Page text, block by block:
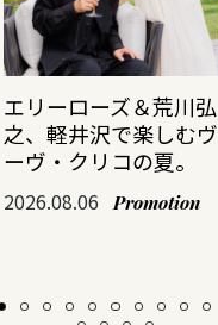
エリーローズ＆荒川弘
之、軽井沢で楽しむヴ
ーヴ・クリコの夏。
2026.08.06 Promotion